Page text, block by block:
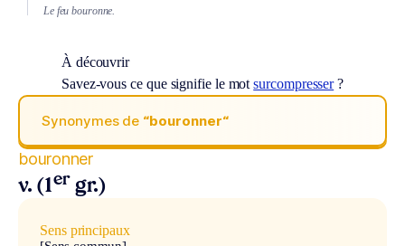
Le feu bouronne.
À découvrir
Savez-vous ce que signifie le motsurcompresser?
Synonymes de “bouronner“
bouronner
v. (1er gr.)
Sens principaux